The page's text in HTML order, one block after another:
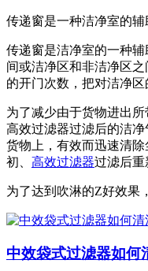
传递窗是一种洁净室的
传递窗是洁净室的一种
间或洁净区和非洁净区
的开门次数，把对洁净区
为了减少由于货物进出
高效过滤器过滤后的洁
货物上，有效而迅速清
初、 高效过滤器过滤后重
为了达到吹淋的Z好效果
中效袋式过滤器如何